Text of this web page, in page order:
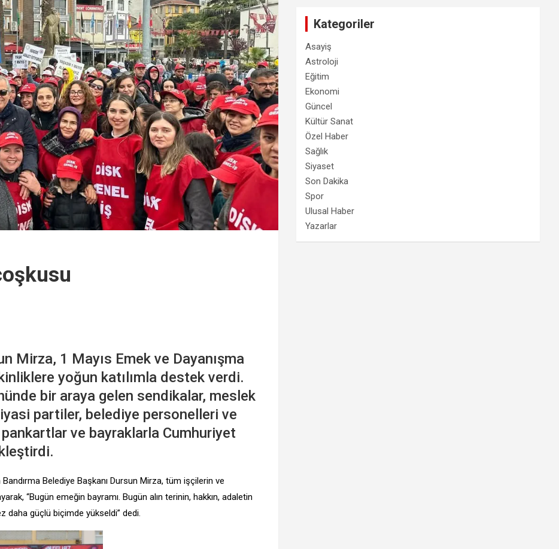
Mirza, 1 Mayıs Emek ve Dayanışma
yoğun katılımla destek verdi.
bir araya gelen sendikalar, meslek
partiler, belediye personelleri ve
ve bayraklarla Cumhuriyet
Belediye Başkanı Dursun Mirza, tüm işçilerin ve
“Bugün emeğin bayramı. Bugün alın terinin, hakkın, adaletin
daha güçlü biçimde yükseldi” dedi.
Kategoriler
Asayiş
Astroloji
Eğitim
Ekonomi
Güncel
Kültür Sanat
Özel Haber
Sağlık
Siyaset
Son Dakika
Spor
Ulusal Haber
Yazarlar